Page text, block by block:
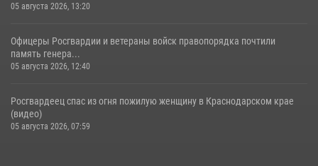
05 августа 2026, 13:20
Офицеры Росгвардии и ветераны войск правопорядка почтили
память генера...
05 августа 2026, 12:40
Росгвардеец спас из огня пожилую женщину в Краснодарском крае
(видео)
05 августа 2026, 07:59